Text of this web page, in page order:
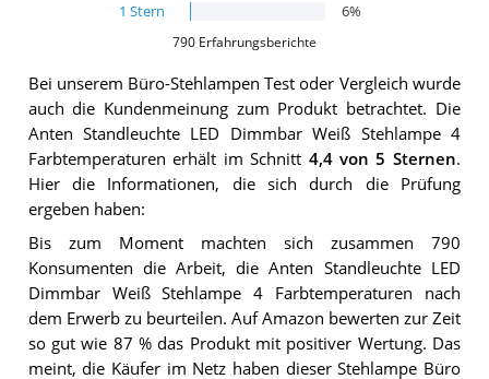
1 Stern 6%
790 Erfahrungsberichte
Bei unserem Büro-Stehlampen Test oder Vergleich wurde
auch die Kundenmeinung zum Produkt betrachtet. Die
Anten Standleuchte LED Dimmbar Weiß Stehlampe 4
Farbtemperaturen erhält im Schnitt 4,4von 5 Sternen.
Hier die Informationen, die sich durch die Prüfung
ergeben haben:
Bis zum Moment machten sich zusammen 790
Konsumenten die Arbeit, die Anten Standleuchte LED
Dimmbar Weiß Stehlampe 4 Farbtemperaturen nach
dem Erwerb zu beurteilen. Auf Amazon bewerten zur Zeit
so gut wie 87 % das Produkt mit positiver Wertung. Das
meint, die Käufer im Netz haben dieser Stehlampe Büro